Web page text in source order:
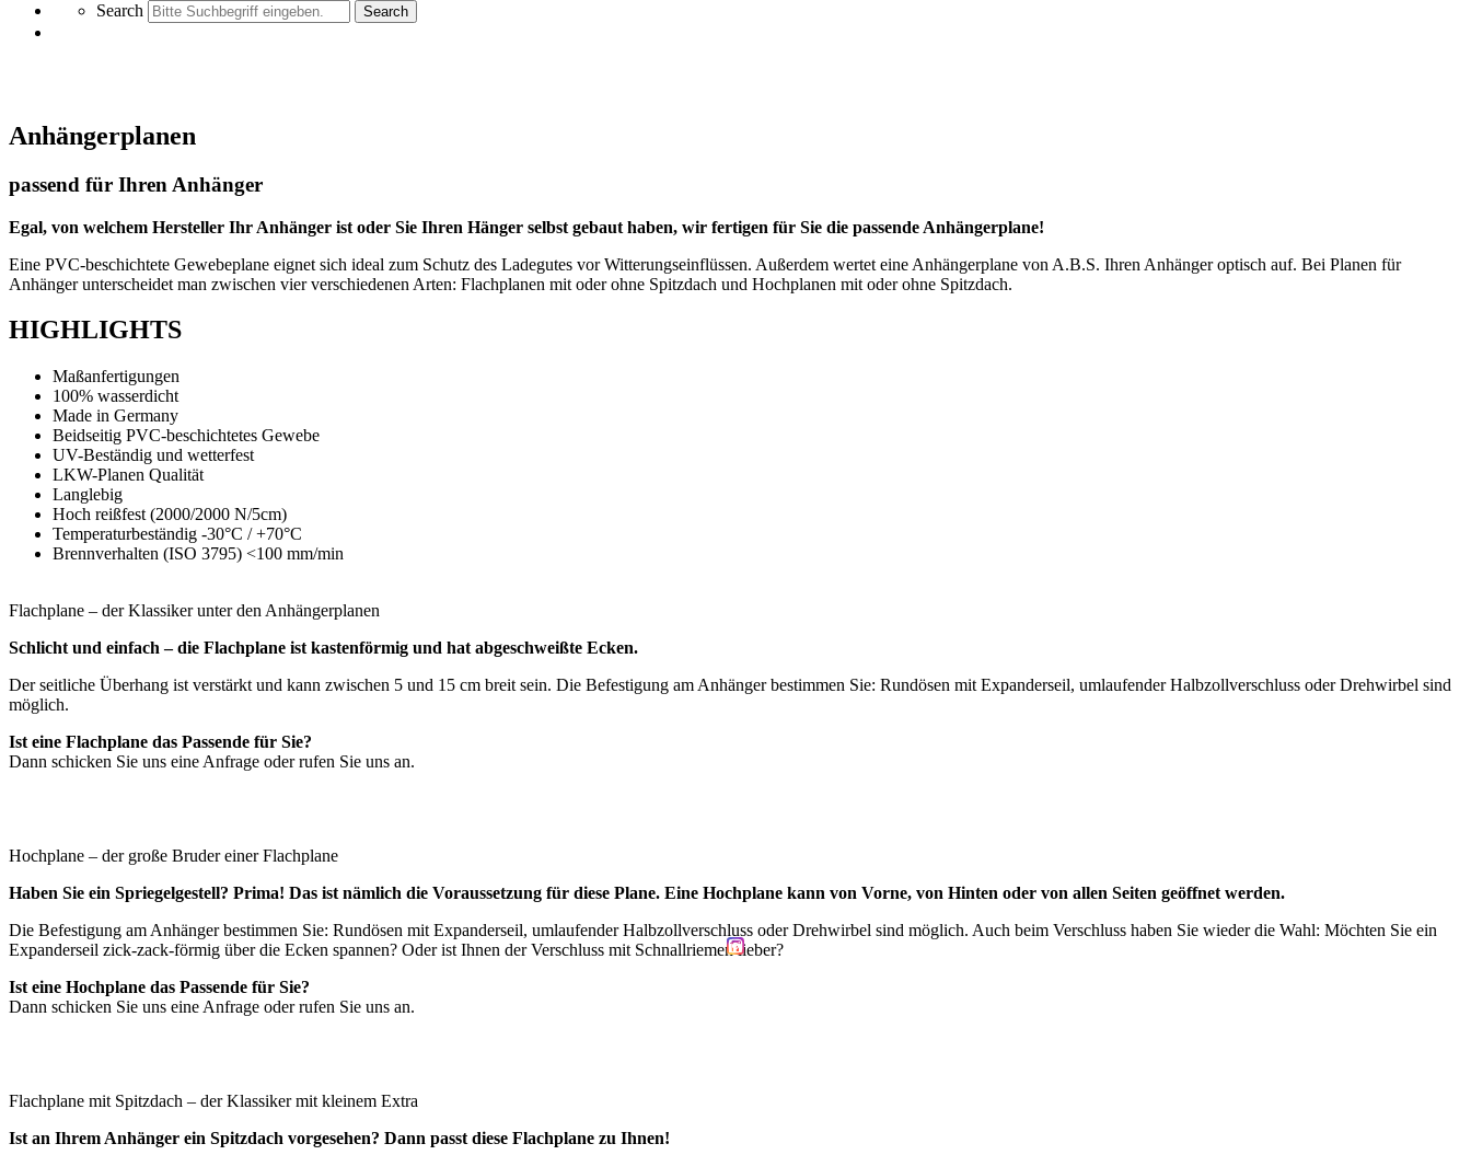
Search
Search
Anhängerplanen
passend für Ihren Anhänger
Egal, von welchem Hersteller Ihr Anhänger ist oder Sie Ihren Hänger selbst gebaut haben, wir fertigen für Sie die passende Anhängerplane!
Eine PVC-beschichtete Gewebeplane eignet sich ideal zum Schutz des Ladegutes vor Witterungseinflüssen. Außerdem wertet eine Anhängerplane von A.B.S. Ihren Anhänger optisch auf. Bei Planen für
Anhänger unterscheidet man zwischen vier verschiedenen Arten: Flachplanen mit oder ohne Spitzdach und Hochplanen mit oder ohne Spitzdach.
HIGHLIGHTS
Maßanfertigungen
100% wasserdicht
Made in Germany
Beidseitig PVC-beschichtetes Gewebe
UV-Beständig und wetterfest
LKW-Planen Qualität
Langlebig
Hoch reißfest (2000/2000 N/5cm)
Temperaturbeständig -30°C / +70°C
Brennverhalten (ISO 3795) <100 mm/min
Flachplane – der Klassiker unter den Anhängerplanen
Schlicht und einfach – die Flachplane ist kastenförmig und hat abgeschweißte Ecken.
Der seitliche Überhang ist verstärkt und kann zwischen 5 und 15 cm breit sein. Die Befestigung am Anhänger bestimmen Sie: Rundösen mit Expanderseil, umlaufender Halbzollverschluss oder Drehwirbel sind
möglich.
Ist eine Flachplane das Passende für Sie?
Dann schicken Sie uns eine Anfrage oder rufen Sie uns an.
Hochplane – der große Bruder einer Flachplane
Haben Sie ein Spriegelgestell? Prima! Das ist nämlich die Voraussetzung für diese Plane. Eine Hochplane kann von Vorne, von Hinten oder von allen Seiten geöffnet werden.
Die Befestigung am Anhänger bestimmen Sie: Rundösen mit Expanderseil, umlaufender Halbzollverschluss oder Drehwirbel sind möglich. Auch beim Verschluss haben Sie wieder die Wahl: Möchten Sie ein
Expanderseil zick-zack-förmig über die Ecken spannen? Oder ist Ihnen der Verschluss mit Schnallriemen lieber?
Ist eine Hochplane das Passende für Sie?
Dann schicken Sie uns eine Anfrage oder rufen Sie uns an.
Flachplane mit Spitzdach – der Klassiker mit kleinem Extra
Ist an Ihrem Anhänger ein Spitzdach vorgesehen? Dann passt diese Flachplane zu Ihnen!